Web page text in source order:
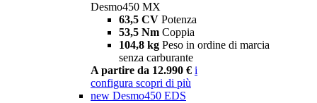
Desmo450 MX
63,5 CV Potenza
53,5 Nm Coppia
104,8 kg Peso in ordine di marcia
senza carburante
A partire da 12.990 € i
configura scopri di più
new Desmo450 EDS